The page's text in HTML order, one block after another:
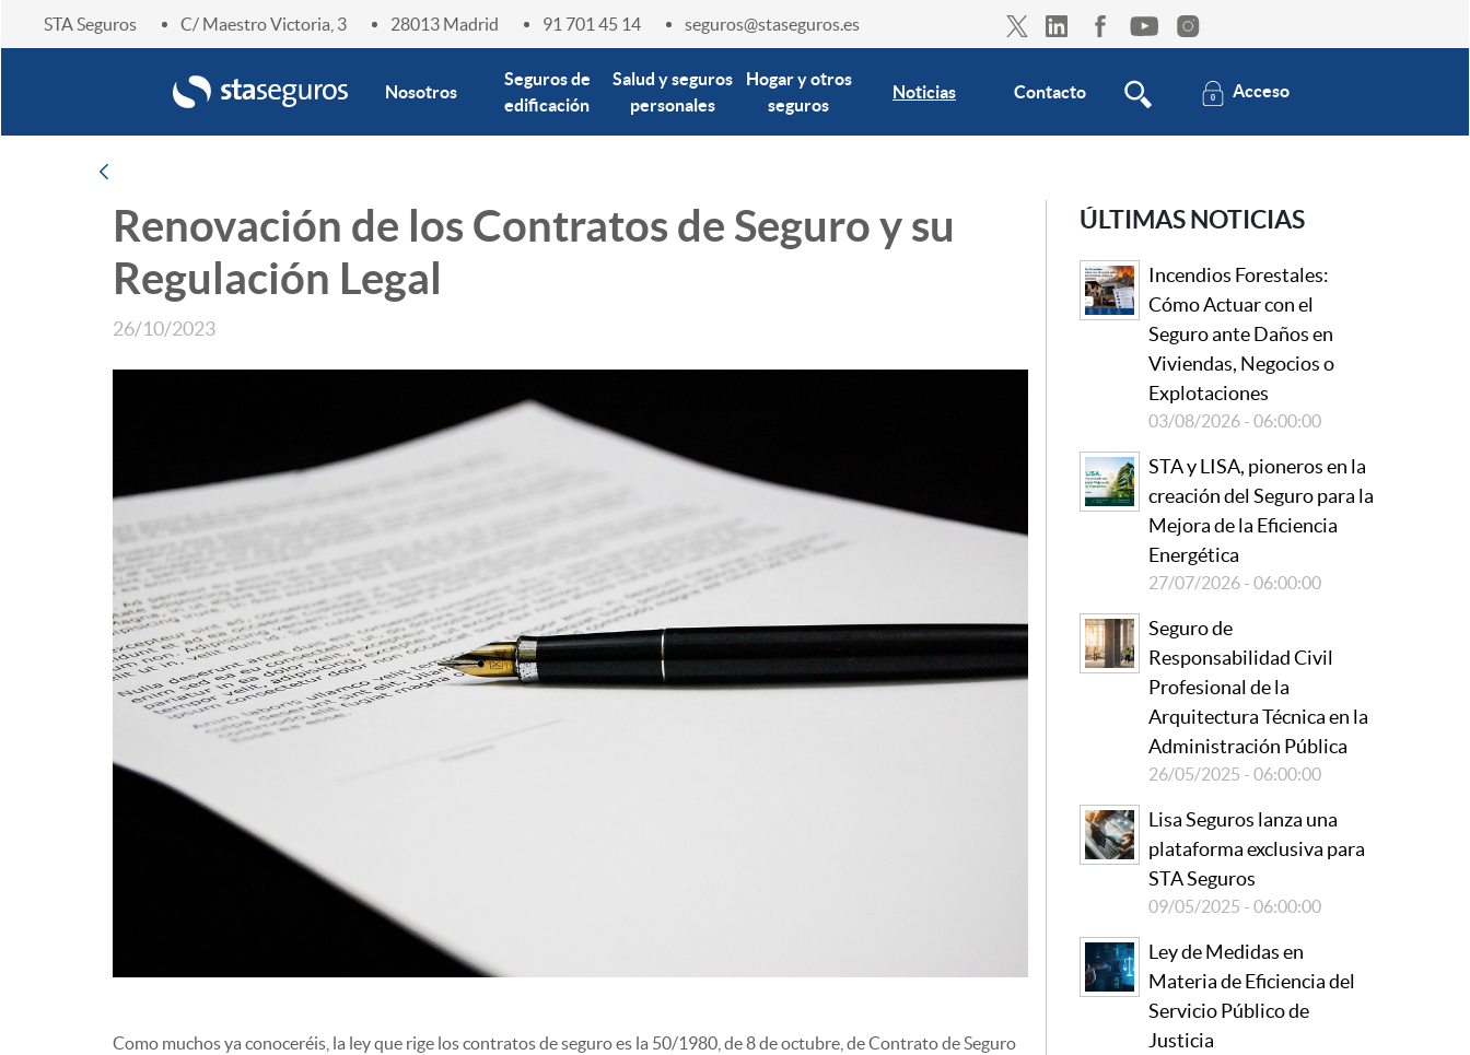
STA Seguros C/ Maestro Victoria, 3 28013 Madrid 91 701 45 14 seguros@staseguros.es
Navegación
Enlace home Nosotros
Seguros de
edificación
Salud y seguros
personales
Hogar y otros
seguros
Noticias Contacto Acceso
Renovación de los Contratos de Seguro y su
Regulación Legal
26/10/2023
Como muchos ya conoceréis, la ley que rige los contratos de seguro es la 50/1980, de 8 de octubre, de Contrato de Seguro
ÚLTIMAS NOTICIAS
Incendios Forestales:
Cómo Actuar con el
Seguro ante Daños en
Viviendas, Negocios o
Explotaciones
03/08/2026 - 06:00:00
STA y LISA, pioneros en la
creación del Seguro para la
Mejora de la Eficiencia
Energética
27/07/2026 - 06:00:00
Seguro de
Responsabilidad Civil
Profesional de la
Arquitectura Técnica en la
Administración Pública
26/05/2025 - 06:00:00
Lisa Seguros lanza una
plataforma exclusiva para
STA Seguros
09/05/2025 - 06:00:00
Ley de Medidas en
Materia de Eficiencia del
Servicio Público de
Justicia